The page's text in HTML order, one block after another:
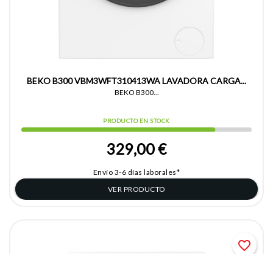
BEKO B300 VBM3WFT310413WA LAVADORA CARGA...
BEKO B300...
PRODUCTO EN STOCK
329,00 €
Envío 3-6 días laborales*
VER PRODUCTO
favorite_border